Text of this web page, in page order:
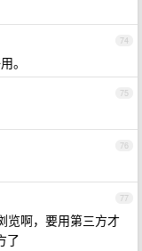
74
。
75
76
77
览啊，要用第三方才
了